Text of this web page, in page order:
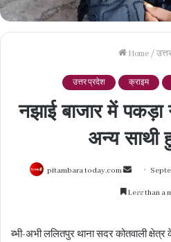
Home /
उत्तर प्रदेश क्राइम
नझाई बाजार में
अन्य साथी
pitambara today.com
Send
Less than a
ब्भी-अभी ललितपुर थाना सदर कोतवाली